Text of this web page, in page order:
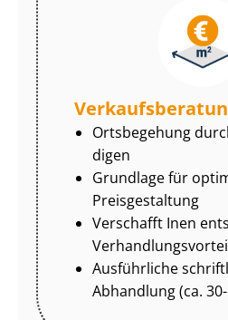
Ortsbegehung
di­gen
Grundlage für
Preisgestaltung
Verschafft Inen
Ausführliche
Abhandlung (ca.